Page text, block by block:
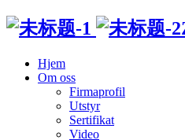
Hjem
Om oss
Firmaprofil
Utstyr
Sertifikat
Video